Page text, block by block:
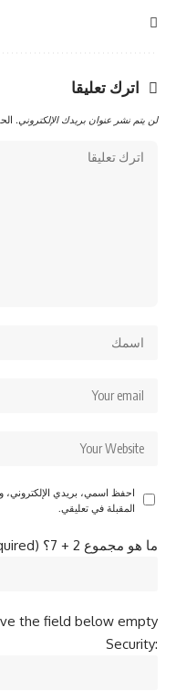
اترك تعليقا
لن يتم نشر عنوان بريدك الإلكتروني.
احفظ اسمي، بريدي الإلكتروني،
المقبلة في تعليقي.
ما هو مجموع 2 + 7؟ (Required)
the field below empty!
Security: